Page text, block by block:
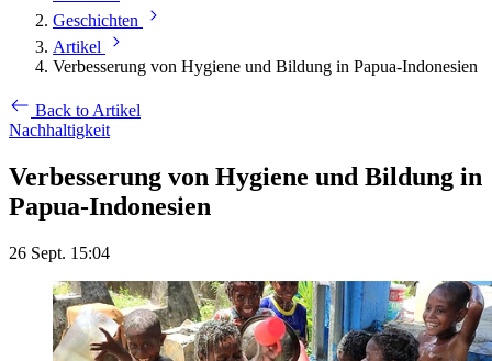
Geschichten
Artikel
Verbesserung von Hygiene und Bildung in Papua-Indonesien
Back to Artikel
Nachhaltigkeit
Verbesserung von Hygiene und Bildung in
Papua-Indonesien
26 Sept. 15:04